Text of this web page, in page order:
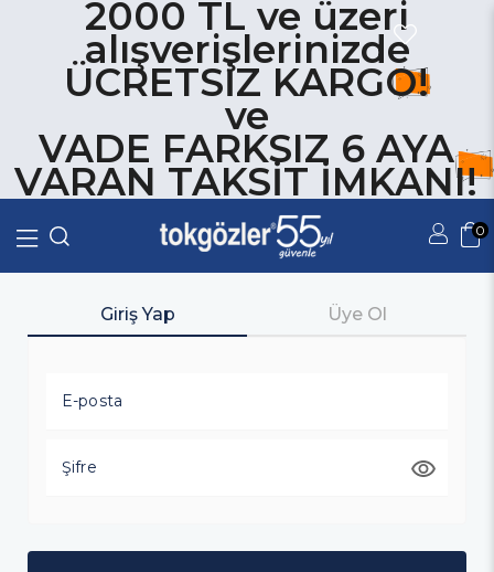
2000 TL ve üzeri
alışverişlerinizde
ÜCRETSİZ KARGO!
ve
VADE FARKSIZ 6 AYA
VARAN TAKSİT İMKANI!
0
Giriş Yap Üye Ol
E-posta
Şifre